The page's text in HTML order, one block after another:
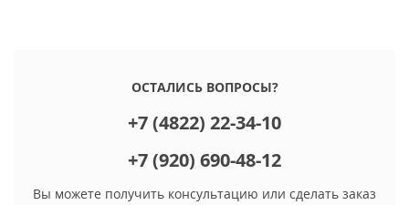
ОСТАЛИСЬ ВОПРОСЫ?
+7 (4822) 22-34-10
+7 (920) 690-48-12
Вы можете получить консультацию или сделать заказ